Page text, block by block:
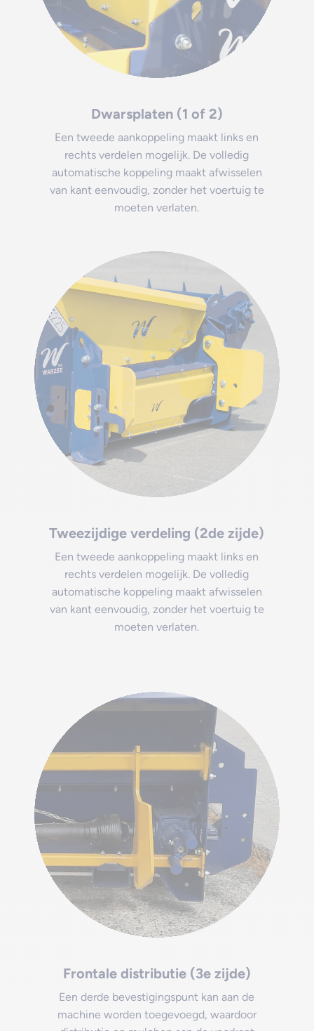
Dwarsplaten (1 of 2)
Een tweede aankoppeling maakt links en
rechts verdelen mogelijk. De volledig
automatische koppeling maakt afwisselen
van kant eenvoudig, zonder het voertuig te
moeten verlaten.
Tweezijdige verdeling (2de zijde)
Een tweede aankoppeling maakt links en
rechts verdelen mogelijk. De volledig
automatische koppeling maakt afwisselen
van kant eenvoudig, zonder het voertuig te
moeten verlaten.
Frontale distributie (3e zijde)
Een derde bevestigingspunt kan aan de
machine worden toegevoegd, waardoor